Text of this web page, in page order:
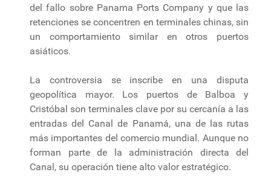
del fallo sobre Panama Ports Company y que las
retenciones se concentren en terminales chinas, sin
un comportamiento similar en otros puertos
asiáticos.
La controversia se inscribe en una disputa
geopolítica mayor. Los puertos de Balboa y
Cristóbal son terminales clave por su cercanía a las
entradas del Canal de Panamá, una de las rutas
más importantes del comercio mundial. Aunque no
forman parte de la administración directa del
Canal, su operación tiene alto valor estratégico.